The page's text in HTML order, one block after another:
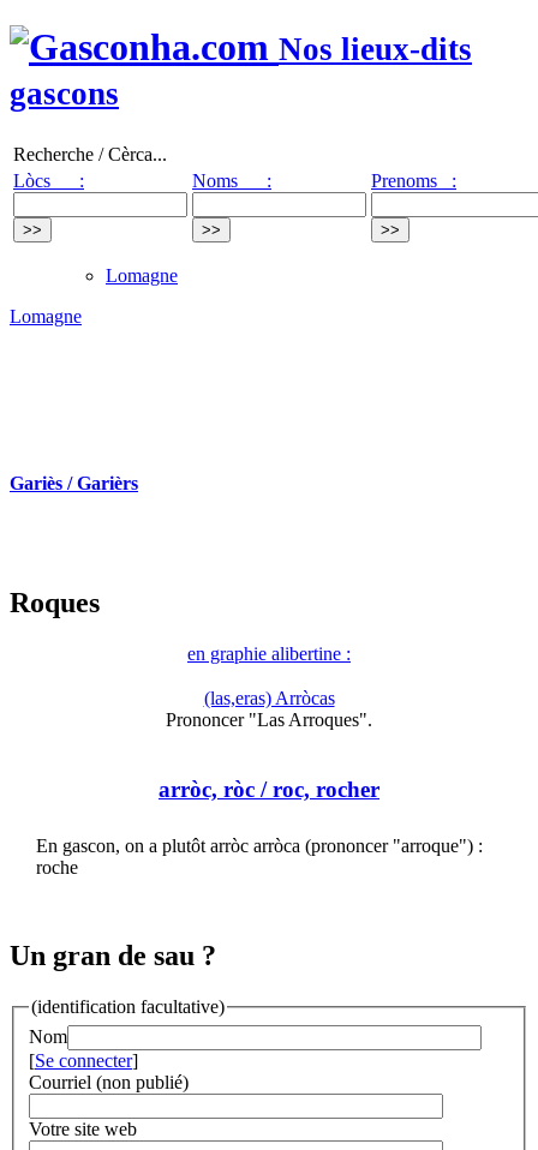
Nos lieux-dits
gascons
Recherche / Cèrca...
Lòcs :
Noms : Prenoms :
Lomagne
Lomagne
Gariès / Garièrs
Roques
en graphie alibertine :
(las,eras) Arròcas
Prononcer "Las Arroques".
arròc, ròc / roc, rocher
En gascon, on a plutôt arròc arròca (prononcer "arroque") :
roche
Un gran de sau ?
(identification facultative)
Nom
[Se connecter]
Courriel (non publié)
Votre site web